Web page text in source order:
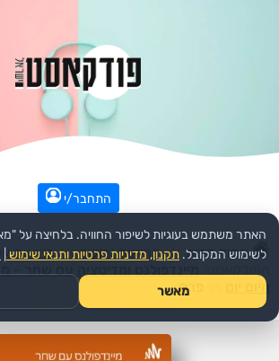
התחבר/י
עמוד הבית >> בריאות וכושר >> בריאות
מיינדפולנס ומדיטציה עם שחר -
היום יום
פרק
האתר משתמש בעוגיות לשיפור החוויה. בלחיצה על
לשימוש המקובל. תקנון, מדיניות פרטיות ותנאי שימוש
מאשר